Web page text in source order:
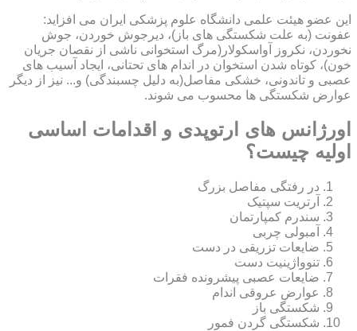
این عضو هیئت علمی دانشگاه علوم پزشکی ایران می افزاید:
عفونت (به علت شکستگی های باز)، دیرجوش خوردن، جوش
نخوردن، نکروز آواسکولار(مرگ استخوانی ناشی از نقصان جریان
خون)، کوتاه شدن استخوان در اندام های تحتانی، ایجاد آسیب های
عصبی و تاندونی، خشکی مفاصل(به دلیل چسبندگی) و... نیز از دیگر
عوارض شکستگی ها محسوب می شوند.
اورژانس های ارتوپدی و اقدامات اساسی
اولیه چیست؟
در رفتگی مفاصل بزرگ
آرتریت سپتیک
سندرم کمپارتمان
آمبولی چربی
ضایعات تزریقی در دست
تنوواژینیت دست
ضایعات عصبی پیشرونده فقرات
عوارض عروقی اندام
شکستگی باز
شکستگی گردن فمور